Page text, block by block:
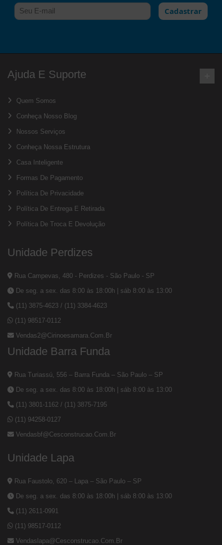
Cadastrar
Ajuda E Suporte
Quem Somos
Conheça Nosso Blog
Nossos Serviços
Conheça Nossa Estrutura
Casa Inteligente
Formas De Pagamento
Política De Privacidade
Política De Entrega E Retirada
Política De Troca E Devolução
Unidade Perdizes
Rua Campevas, 480 - Perdizes - São Paulo - SP
De seg. a sex. das 8:00 às 18:00h | sáb 8:00 às 13:00
(11) 3875-4623 / (11) 3384-4623
(11) 98517-0112
Vendas2@cirinoesamara.com.br
Unidade Barra Funda
Rua Turiassú, 556 – Barra Funda – São Paulo – SP
De seg. a sex. das 8:00 às 18:00h | sáb 8:00 às 13:00
(11) 3801-1162 / (11) 3875-7195
(11) 94258-0127
Vendasbf@cesconstrucao.com.br
Unidade Lapa
Rua Faustolo, 620 – Lapa – São Paulo – SP
De seg. a sex. das 8:00 às 18:00h | sáb 8:00 às 13:00
(11) 2611-0991
(11) 98517-0112
Vendaslapa@cesconstrucao.com.br